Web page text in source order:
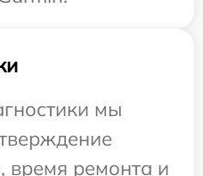
мы
время ремонта и